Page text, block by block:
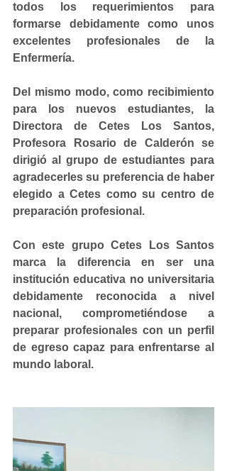
todos los requerimientos para
formarse debidamente como unos
excelentes profesionales de la
Enfermería.
Del mismo modo, como recibimiento
para los nuevos estudiantes, la
Directora de Cetes Los Santos,
Profesora Rosario de Calderón se
dirigió al grupo de estudiantes para
agradecerles su preferencia de haber
elegido a Cetes como su centro de
preparación profesional.
Con este grupo Cetes Los Santos
marca la diferencia en ser una
institución educativa no universitaria
debidamente reconocida a nivel
nacional, comprometiéndose a
preparar profesionales con un perfil
de egreso capaz para enfrentarse al
mundo laboral.